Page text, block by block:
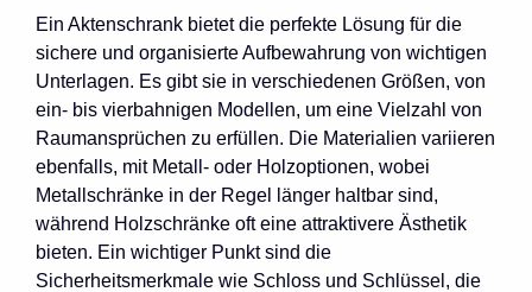
Ein Aktenschrank bietet die perfekte Lösung für die
sichere und organisierte Aufbewahrung von wichtigen
Unterlagen. Es gibt sie in verschiedenen Größen, von
ein- bis vierbahnigen Modellen, um eine Vielzahl von
Raumansprüchen zu erfüllen. Die Materialien variieren
ebenfalls, mit Metall- oder Holzoptionen, wobei
Metallschränke in der Regel länger haltbar sind,
während Holzschränke oft eine attraktivere Ästhetik
bieten. Ein wichtiger Punkt sind die
Sicherheitsmerkmale wie Schloss und Schlüssel, die